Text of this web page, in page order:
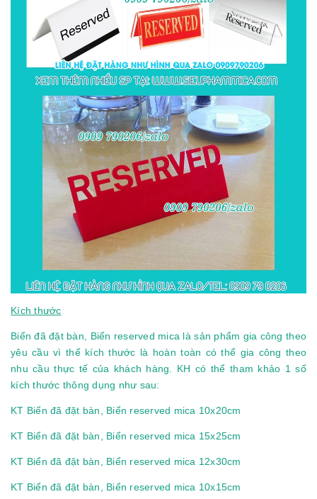
Kích thước
Biển đã đặt bàn, Biển reserved mica là sản phẩm gia công theo
yêu cầu vì thế kích thước là hoàn toàn có thể gia công theo
nhu cầu thực tế của khách hàng. KH có thể tham khảo 1 số
kích thước thông dụng như sau:
KT Biển đã đặt bàn, Biển reserved mica 10x20cm
KT Biển đã đặt bàn, Biển reserved mica 15x25cm
KT Biển đã đặt bàn, Biển reserved mica 12x30cm
KT Biển đã đặt bàn, Biển reserved mica 10x15cm